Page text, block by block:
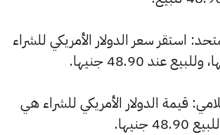
استقر سعر الدولار الأمريكي للشراء
قيمة الدولار الأمريكي للشراء هي